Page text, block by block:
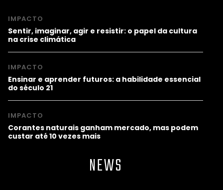
IMPACTO
Sentir, imaginar, agir e resistir: o papel da cultura
na crise climática
IMPACTO
Ensinar e aprender futuros: a habilidade essencial
do século 21
IMPACTO
Corantes naturais ganham mercado, mas podem
custar até 10 vezes mais
NEWS